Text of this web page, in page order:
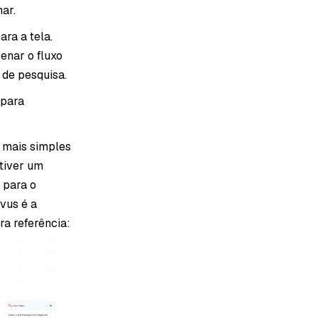
a tela.
o fluxo
pesquisa.
simples
um
o
é a
referência: